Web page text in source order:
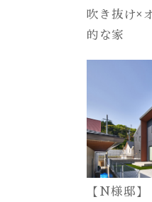
吹き抜け×
的な家
【N様邸】